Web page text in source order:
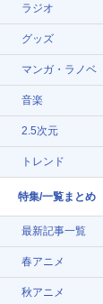
ラジオ
グッズ
マンガ・ラノベ
音楽
2.5次元
トレンド
特集/一覧まとめ
最新記事一覧
春アニメ
秋アニメ